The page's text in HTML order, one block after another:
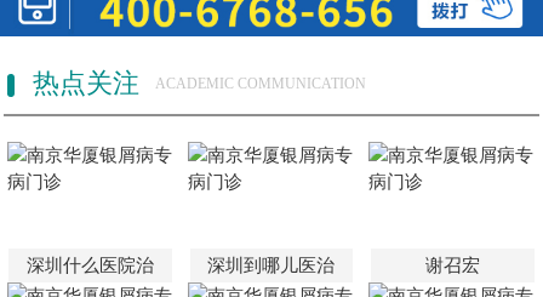
热点关注 ACADEMIC COMMUNICATION
深圳什么医院治 深圳到哪儿医治 谢召宏